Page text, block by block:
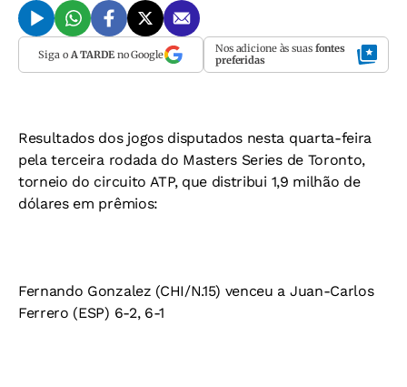
Siga o A TARDEno Google Nos adicione às suas fontes
preferidas
Resultados dos jogos disputados nesta quarta-feira
pela terceira rodada do Masters Series de Toronto,
torneio do circuito ATP, que distribui 1,9 milhão de
dólares em prêmios:
Fernando Gonzalez (CHI/N.15) venceu a Juan-Carlos
Ferrero (ESP) 6-2, 6-1